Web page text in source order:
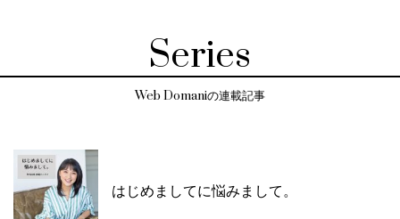
Series
Web Domaniの連載記事
はじめましてに悩みまして。